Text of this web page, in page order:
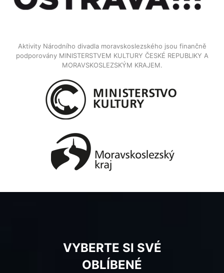
Aktivity Národního divadla moravskoslezského jsou finančně
podporovány MINISTERSTVEM KULTURY ČESKÉ REPUBLIKY A
MORAVSKOSLEZSKÝM KRAJEM.
VYBERTE SI SVÉ
OBLÍBENÉ